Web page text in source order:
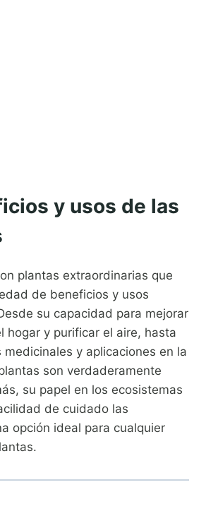
y usos de las
plantas extraordinarias que
de beneficios y usos
su capacidad para mejorar
hogar y purificar el aire, hasta
y aplicaciones en la
son verdaderamente
su papel en los ecosistemas
de cuidado las
opción ideal para cualquier